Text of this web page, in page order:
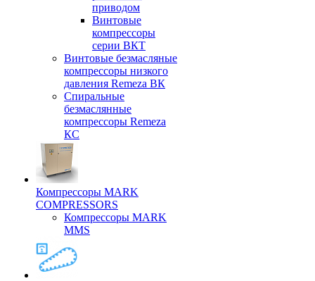
приводом
Винтовые
компрессоры
серии ВКТ
Винтовые безмасляные
компрессоры низкого
давления Remeza ВК
Спиральные
безмаслянные
компрессоры Remeza
КС
Компрессоры MARK
COMPRESSORS
Компрессоры MARK
MMS